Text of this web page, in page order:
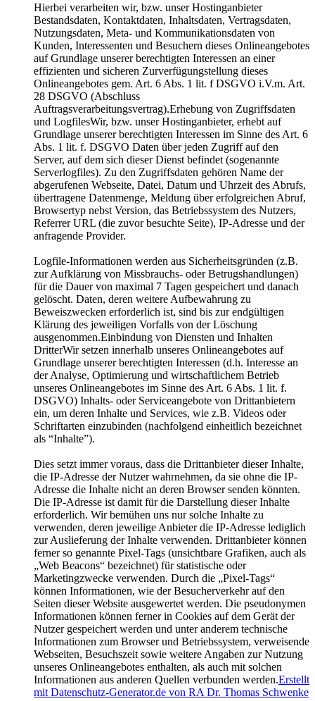
Hierbei verarbeiten wir, bzw. unser Hostinganbieter
Bestandsdaten, Kontaktdaten, Inhaltsdaten, Vertragsdaten,
Nutzungsdaten, Meta- und Kommunikationsdaten von
Kunden, Interessenten und Besuchern dieses Onlineangebotes
auf Grundlage unserer berechtigten Interessen an einer
effizienten und sicheren Zurverfügungstellung dieses
Onlineangebotes gem. Art. 6 Abs. 1 lit. f DSGVO i.V.m. Art.
28 DSGVO (Abschluss
Auftragsverarbeitungsvertrag).Erhebung von Zugriffsdaten
und LogfilesWir, bzw. unser Hostinganbieter, erhebt auf
Grundlage unserer berechtigten Interessen im Sinne des Art. 6
Abs. 1 lit. f. DSGVO Daten über jeden Zugriff auf den
Server, auf dem sich dieser Dienst befindet (sogenannte
Serverlogfiles). Zu den Zugriffsdaten gehören Name der
abgerufenen Webseite, Datei, Datum und Uhrzeit des Abrufs,
übertragene Datenmenge, Meldung über erfolgreichen Abruf,
Browsertyp nebst Version, das Betriebssystem des Nutzers,
Referrer URL (die zuvor besuchte Seite), IP-Adresse und der
anfragende Provider.
Logfile-Informationen werden aus Sicherheitsgründen (z.B.
zur Aufklärung von Missbrauchs- oder Betrugshandlungen)
für die Dauer von maximal 7 Tagen gespeichert und danach
gelöscht. Daten, deren weitere Aufbewahrung zu
Beweiszwecken erforderlich ist, sind bis zur endgültigen
Klärung des jeweiligen Vorfalls von der Löschung
ausgenommen.Einbindung von Diensten und Inhalten
DritterWir setzen innerhalb unseres Onlineangebotes auf
Grundlage unserer berechtigten Interessen (d.h. Interesse an
der Analyse, Optimierung und wirtschaftlichem Betrieb
unseres Onlineangebotes im Sinne des Art. 6 Abs. 1 lit. f.
DSGVO) Inhalts- oder Serviceangebote von Drittanbietern
ein, um deren Inhalte und Services, wie z.B. Videos oder
Schriftarten einzubinden (nachfolgend einheitlich bezeichnet
als “Inhalte”).
Dies setzt immer voraus, dass die Drittanbieter dieser Inhalte,
die IP-Adresse der Nutzer wahrnehmen, da sie ohne die IP-
Adresse die Inhalte nicht an deren Browser senden könnten.
Die IP-Adresse ist damit für die Darstellung dieser Inhalte
erforderlich. Wir bemühen uns nur solche Inhalte zu
verwenden, deren jeweilige Anbieter die IP-Adresse lediglich
zur Auslieferung der Inhalte verwenden. Drittanbieter können
ferner so genannte Pixel-Tags (unsichtbare Grafiken, auch als
„Web Beacons“ bezeichnet) für statistische oder
Marketingzwecke verwenden. Durch die „Pixel-Tags“
können Informationen, wie der Besucherverkehr auf den
Seiten dieser Website ausgewertet werden. Die pseudonymen
Informationen können ferner in Cookies auf dem Gerät der
Nutzer gespeichert werden und unter anderem technische
Informationen zum Browser und Betriebssystem, verweisende
Webseiten, Besuchszeit sowie weitere Angaben zur Nutzung
unseres Onlineangebotes enthalten, als auch mit solchen
Informationen aus anderen Quellen verbunden werden.Erstellt
mit Datenschutz-Generator.de von RA Dr. Thomas Schwenke